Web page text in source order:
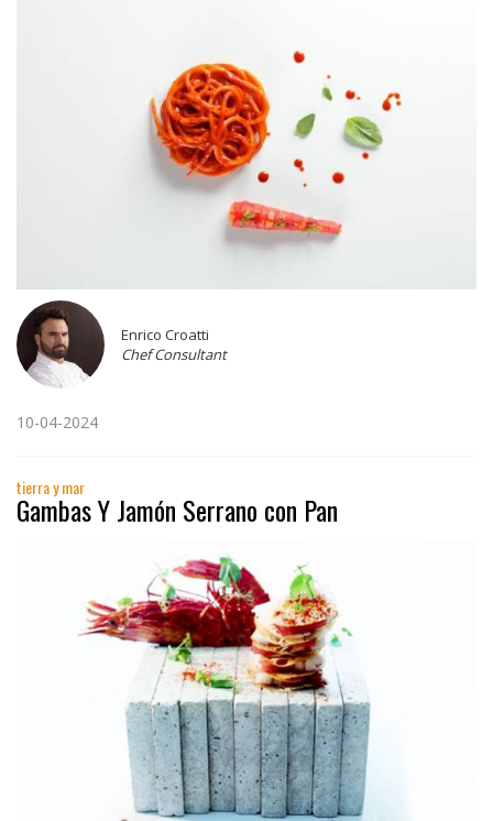
Enrico Croatti
Chef Consultant
10-04-2024
tierra y mar
Gambas Y Jamón Serrano con Pan